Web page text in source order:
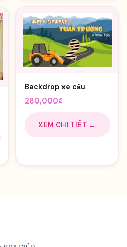
Backdrop xe cẩu
280,000₫
XEM CHI TIẾT →